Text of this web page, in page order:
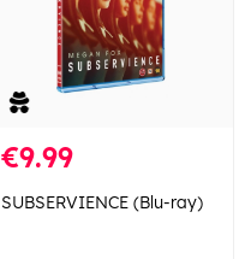
€9.99
SUBSERVIENCE (Blu-ray)